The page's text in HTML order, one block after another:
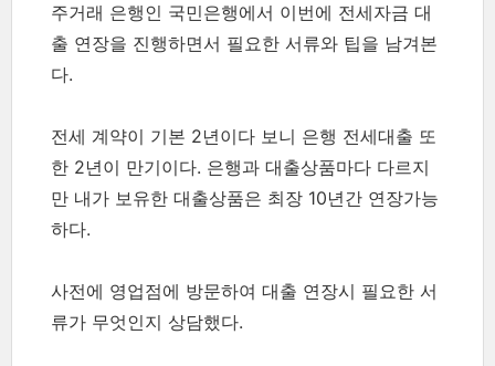
주거래 은행인 국민은행에서 이번에 전세자금 대
출 연장을 진행하면서 필요한 서류와 팁을 남겨본
다.
전세 계약이 기본 2년이다 보니 은행 전세대출 또
한 2년이 만기이다. 은행과 대출상품마다 다르지
만 내가 보유한 대출상품은 최장 10년간 연장가능
하다.
사전에 영업점에 방문하여 대출 연장시 필요한 서
류가 무엇인지 상담했다.